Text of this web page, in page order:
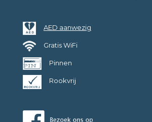
AED aanwezig
Gratis WiFi
Pinnen
Rookvrij